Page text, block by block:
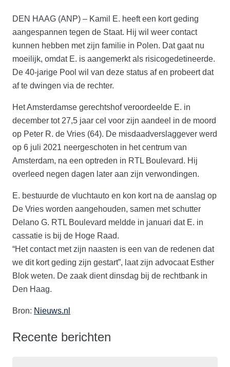
DEN HAAG (ANP) – Kamil E. heeft een kort geding
aangespannen tegen de Staat. Hij wil weer contact
kunnen hebben met zijn familie in Polen. Dat gaat nu
moeilijk, omdat E. is aangemerkt als risicogedetineerde.
De 40-jarige Pool wil van deze status af en probeert dat
af te dwingen via de rechter.
Het Amsterdamse gerechtshof veroordeelde E. in
december tot 27,5 jaar cel voor zijn aandeel in de moord
op Peter R. de Vries (64). De misdaadverslaggever werd
op 6 juli 2021 neergeschoten in het centrum van
Amsterdam, na een optreden in RTL Boulevard. Hij
overleed negen dagen later aan zijn verwondingen.
E. bestuurde de vluchtauto en kon kort na de aanslag op
De Vries worden aangehouden, samen met schutter
Delano G. RTL Boulevard meldde in januari dat E. in
cassatie is bij de Hoge Raad.
“Het contact met zijn naasten is een van de redenen dat
we dit kort geding zijn gestart”, laat zijn advocaat Esther
Blok weten. De zaak dient dinsdag bij de rechtbank in
Den Haag.
Bron: Nieuws.nl
Recente berichten